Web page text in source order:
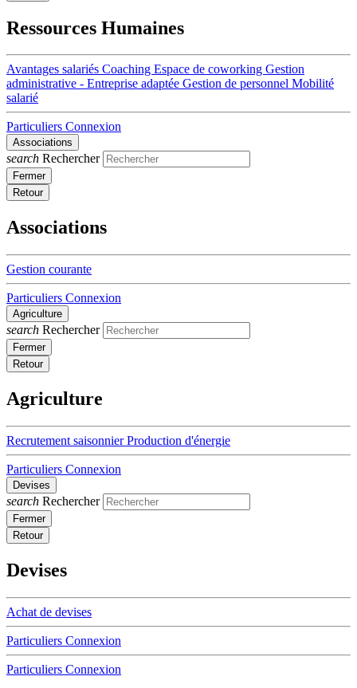
Ressources Humaines
Avantages salariés Coaching Espace de coworking Gestion
administrative - Entreprise adaptée Gestion de personnel Mobilité
salarié
Particuliers Connexion
Associations
search Rechercher
Fermer
Retour
Associations
Gestion courante
Particuliers Connexion
Agriculture
search Rechercher
Fermer
Retour
Agriculture
Recrutement saisonnierProduction d'énergie
Particuliers Connexion
Devises
search Rechercher
Fermer
Retour
Devises
Achat de devises
Particuliers Connexion
Particuliers Connexion